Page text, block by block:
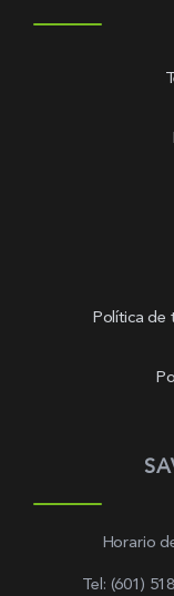
Política de
Horario
Tel: (601)